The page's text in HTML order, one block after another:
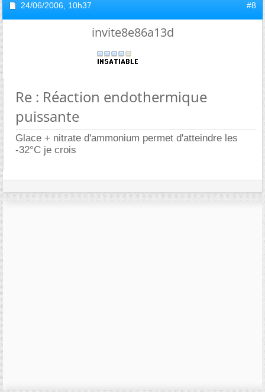
24/06/2006, 10h37 #8
invite8e86a13d
Re : Réaction endothermique
puissante
Glace + nitrate d'ammonium permet d'atteindre les
-32°C je crois